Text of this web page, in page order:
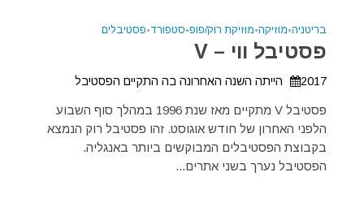
בריטניה•מוזיקה•מוזיקת רוק/פופ•סטפורד•פסטיבלים
פסטיבל ווי – V
2017 הייתה השנה האחרונה בה התקיים הפסטיבל
פסטיבל V מתקיים מאז שנת 1996 במהלך סוף השבוע
הלפני האחרון של חודש אוגוסט. זהו פסטיבל רוק הנמצא
בקבוצת הפסטיבלים המבוקשים ביותר באנגליה.
הפסטיבל נערך בשני אתרים...